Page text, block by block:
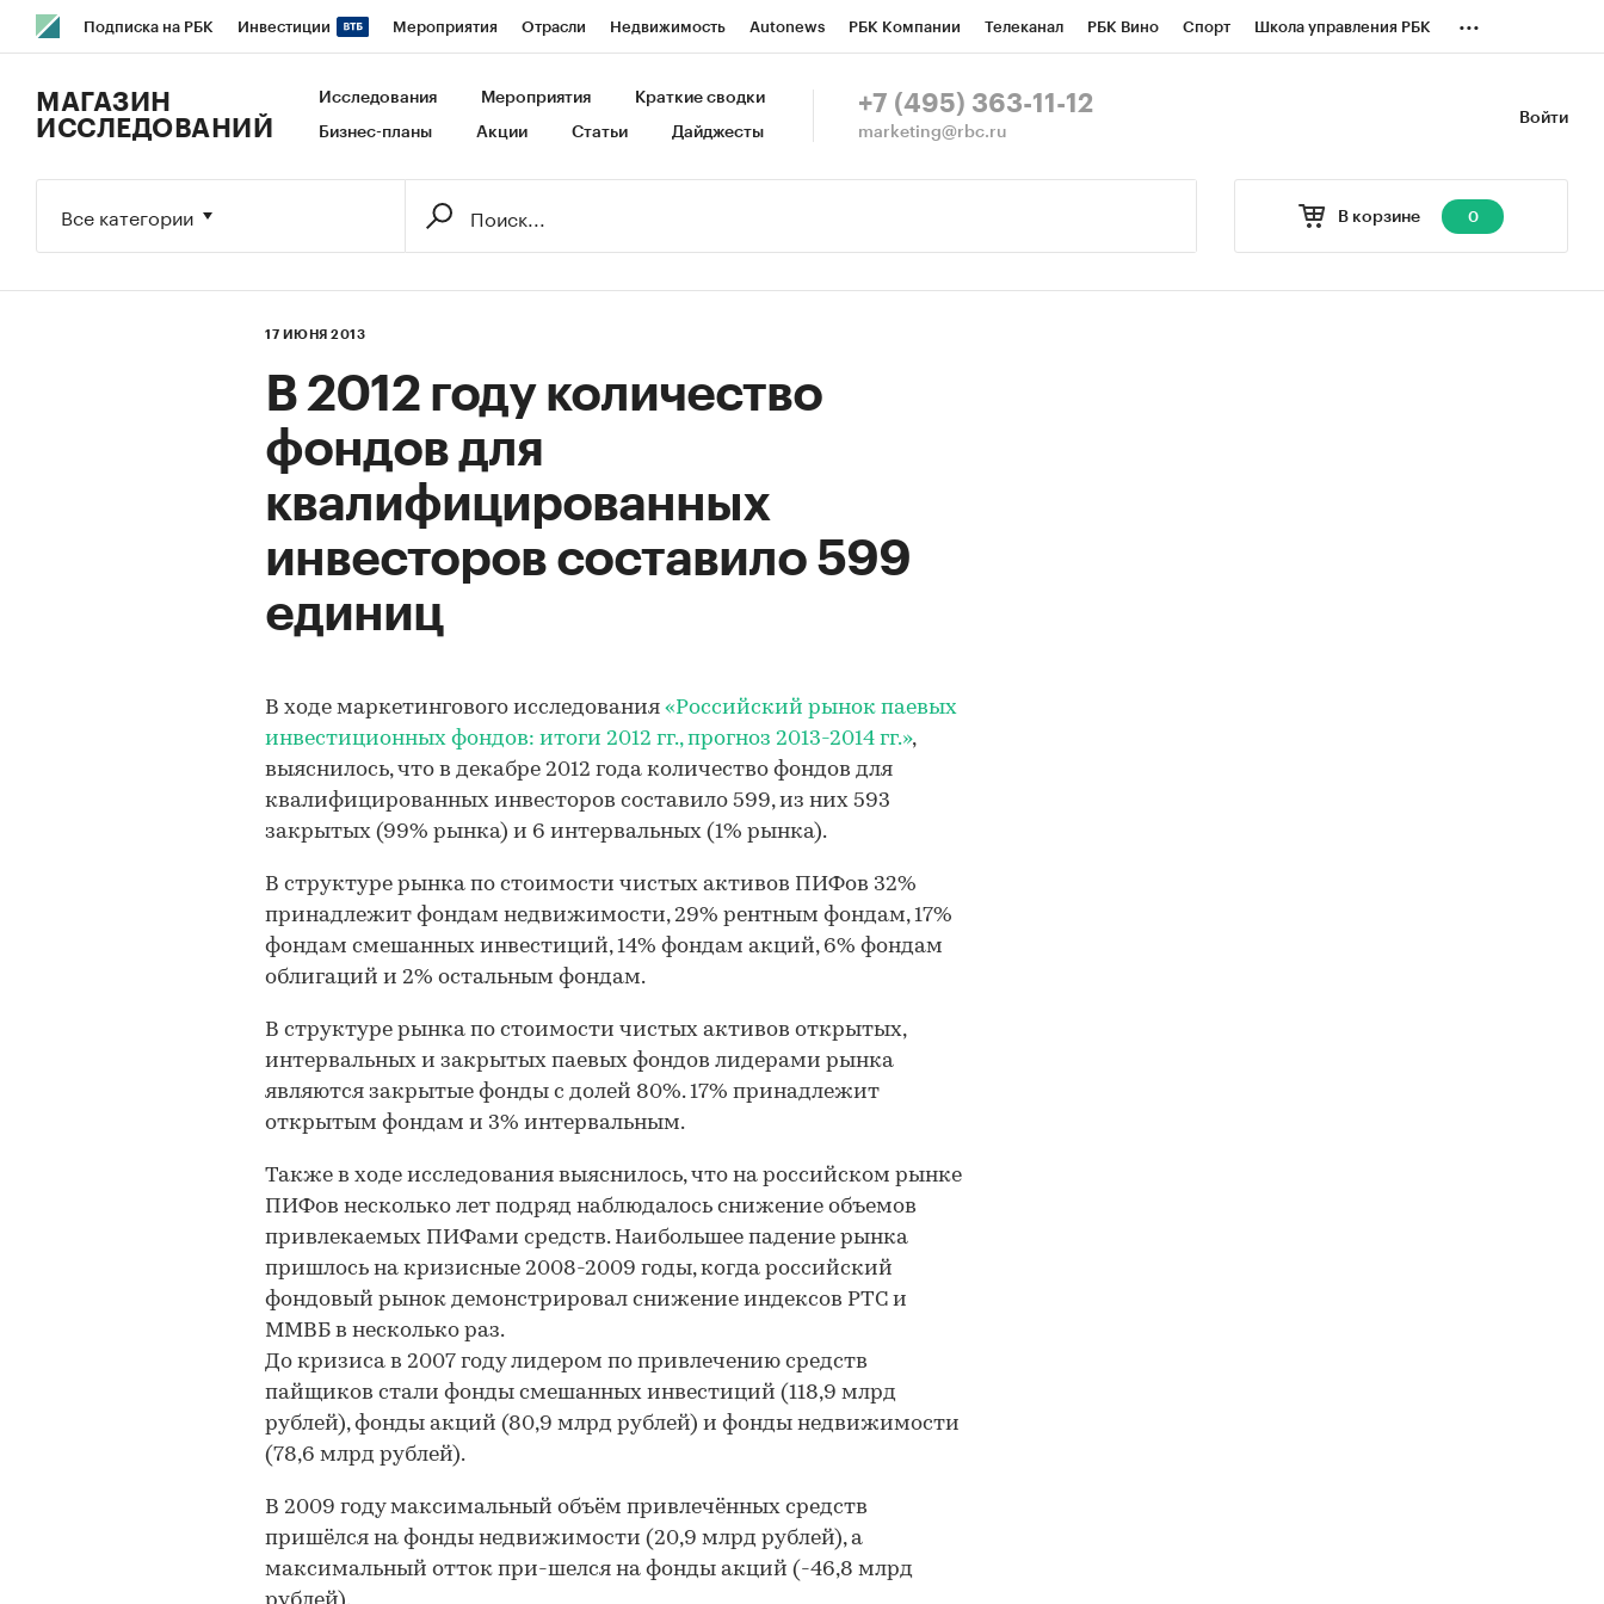
Подписка на РБК Инвестиции Мероприятия Отрасли Недвижимость Autonews РБК Компании Телеканал РБК Вино Спорт Школа управления РБК
Исследования Кредитные рейтинги Франшизы Газета Спецпроекты СПб Конференции СПб Спецпроекты
...
Войти
МАГАЗИН
ИССЛЕДОВАНИЙ
Исследования Мероприятия Краткие сводки
Бизнес-планы Акции Статьи Дайджесты
+7 (495) 363-11-12
marketing@rbc.ru
В корзине 0
Все категории
17 ИЮНЯ 2013
В 2012 году количество
фондов для
квалифицированных
инвесторов составило 599
единиц
В ходе маркетингового исследования «Российский рынок паевых
инвестиционных фондов: итоги 2012 гг., прогноз 2013-2014 гг.»,
выяснилось, что в декабре 2012 года количество фондов для
квалифицированных инвесторов составило 599, из них 593
закрытых (99% рынка) и 6 интервальных (1% рынка).
В структуре рынка по стоимости чистых активов ПИФов 32%
принадлежит фондам недвижимости, 29% рентным фондам, 17%
фондам смешанных инвестиций, 14% фондам акций, 6% фондам
облигаций и 2% остальным фондам.
В структуре рынка по стоимости чистых активов открытых,
интервальных и закрытых паевых фондов лидерами рынка
являются закрытые фонды с долей 80%. 17% принадлежит
открытым фондам и 3% интервальным.
Также в ходе исследования выяснилось, что на российском рынке
ПИФов несколько лет подряд наблюдалось снижение объемов
привлекаемых ПИФами средств. Наибольшее падение рынка
пришлось на кризисные 2008-2009 годы, когда российский
фондовый рынок демонстрировал снижение индексов РТС и
ММВБ в несколько раз.
До кризиса в 2007 году лидером по привлечению средств
пайщиков стали фонды смешанных инвестиций (118,9 млрд
рублей), фонды акций (80,9 млрд рублей) и фонды недвижимости
(78,6 млрд рублей).
В 2009 году максимальный объём привлечённых средств
пришёлся на фонды недвижимости (20,9 млрд рублей), а
максимальный отток при-шелся на фонды акций (-46,8 млрд